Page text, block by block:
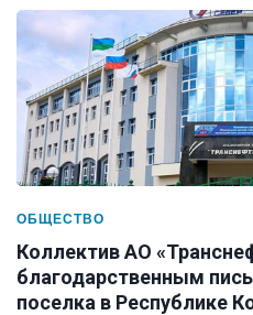
ОБЩЕСТВО
Коллектив АО
благодарственным
поселка в Республике